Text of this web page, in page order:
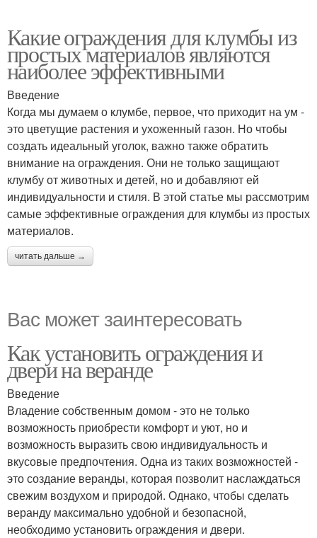
Какие ограждения для клумбы из
простых материалов являются
наиболее эффективными
Введение
Когда мы думаем о клумбе, первое, что приходит на ум -
это цветущие растения и ухоженный газон. Но чтобы
создать идеальный уголок, важно также обратить
внимание на ограждения. Они не только защищают
клумбу от животных и детей, но и добавляют ей
индивидуальности и стиля. В этой статье мы рассмотрим
самые эффективные ограждения для клумбы из простых
материалов.
читать дальше →
Вас может заинтересовать
Как установить ограждения и
двери на веранде
Введение
Владение собственным домом - это не только
возможность приобрести комфорт и уют, но и
возможность выразить свою индивидуальность и
вкусовые предпочтения. Одна из таких возможностей -
это создание веранды, которая позволит наслаждаться
свежим воздухом и природой. Однако, чтобы сделать
веранду максимально удобной и безопасной,
необходимо установить ограждения и двери.